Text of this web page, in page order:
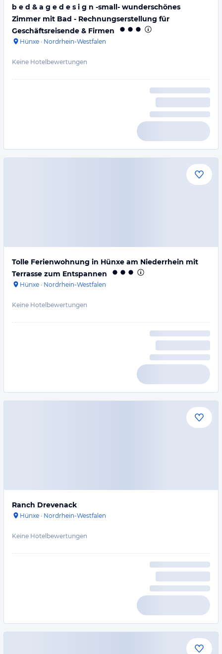
b e d & a g e d e s i g n -small- wunderschönes
Zimmer mit Bad - Rechnungserstellung für
Geschäftsreisende & Firmen
Hünxe · Nordrhein-Westfalen
Keine Hotelbewertungen
Tolle Ferienwohnung in Hünxe am Niederrhein mit
Terrasse zum Entspannen
Hünxe · Nordrhein-Westfalen
Keine Hotelbewertungen
Ranch Drevenack
Hünxe · Nordrhein-Westfalen
Keine Hotelbewertungen